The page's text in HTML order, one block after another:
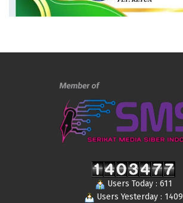
Users Today : 611
Users Yesterday : 1409